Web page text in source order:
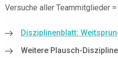
Versuche aller Teammitglieder
Disziplinenblatt:
Weitere Plausch-